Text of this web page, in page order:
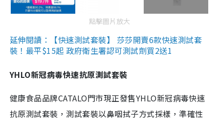
點擊圖片放大
延伸閱讀：【快速測試套裝】 莎莎開賣6款快速測試套
裝！最平$15起 政府衛生署認可測試劑買2送1
YHLO新冠病毒快速抗原測試套裝
健康食品品牌CATALO門市現正發售YHLO新冠病毒快速
抗原測試套裝，測試套裝以鼻咽拭子方式採樣，準確性